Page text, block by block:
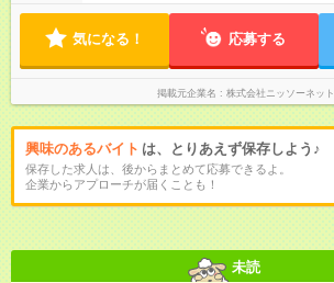
気になる！ 応募する
掲載元企業名 株式会社ニッソーネット
興味のあるバイト は、とりあえず保存しよう♪
保存した求人は、後からまとめて応募できるよ。
企業からアプローチが届くことも！
未読